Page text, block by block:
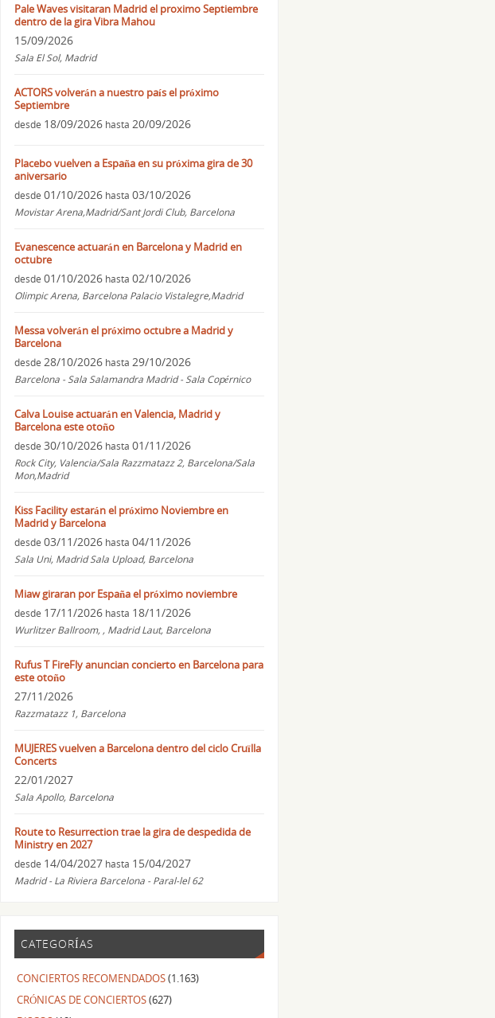
Pale Waves visitaran Madrid el proximo Septiembre
dentro de la gira Vibra Mahou
15/09/2026
Sala El Sol, Madrid
ACTORS volverán a nuestro país el próximo
Septiembre
desde 18/09/2026 hasta 20/09/2026
Placebo vuelven a España en su próxima gira de 30
aniversario
desde 01/10/2026 hasta 03/10/2026
Movistar Arena,Madrid/Sant Jordi Club, Barcelona
Evanescence actuarán en Barcelona y Madrid en
octubre
desde 01/10/2026 hasta 02/10/2026
Olimpic Arena, Barcelona Palacio Vistalegre,Madrid
Messa volverán el próximo octubre a Madrid y
Barcelona
desde 28/10/2026 hasta 29/10/2026
Barcelona - Sala Salamandra Madrid - Sala Copérnico
Calva Louise actuarán en Valencia, Madrid y
Barcelona este otoño
desde 30/10/2026 hasta 01/11/2026
Rock City, Valencia/Sala Razzmatazz 2, Barcelona/Sala
Mon,Madrid
Kiss Facility estarán el próximo Noviembre en
Madrid y Barcelona
desde 03/11/2026 hasta 04/11/2026
Sala Uni, Madrid Sala Upload, Barcelona
Miaw giraran por España el próximo noviembre
desde 17/11/2026 hasta 18/11/2026
Wurlitzer Ballroom, , Madrid Laut, Barcelona
Rufus T FireFly anuncian concierto en Barcelona para
este otoño
27/11/2026
Razzmatazz 1, Barcelona
MUJERES vuelven a Barcelona dentro del ciclo Cruïlla
Concerts
22/01/2027
Sala Apollo, Barcelona
Route to Resurrection trae la gira de despedida de
Ministry en 2027
desde 14/04/2027 hasta 15/04/2027
Madrid - La Riviera Barcelona - Paral-lel 62
CATEGORÍAS
CONCIERTOS RECOMENDADOS(1.163)
CRÓNICAS DE CONCIERTOS(627)